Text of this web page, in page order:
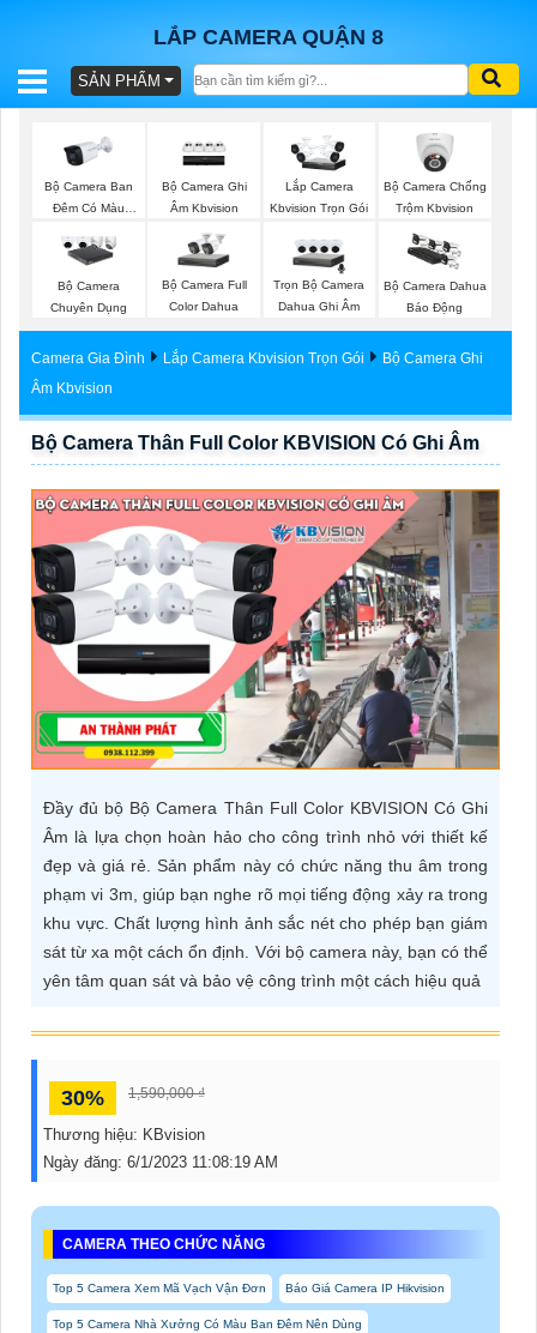
LẮP CAMERA QUẬN 8
BÁO
TRỌN
GÓI
SẢN
TƯ
LẮP
ĐẶT
PHỤ
CAMERA
TƯ
VỤ
SẢN PHẨM
Bộ Camera Ban
Đêm Có Màu
Bộ Camera Ghi
Âm Kbvision
Lắp Camera
Kbvision Trọn Gói
Bộ Camera Chống
Trộm Kbvision
Bộ Camera
Chuyên Dụng
Bộ Camera Full
Color Dahua
Trọn Bộ Camera
Dahua Ghi Âm
Bộ Camera Dahua
Báo Động
Camera Gia Đình Lắp Camera Kbvision Trọn Gói
Bộ Camera Ghi
Âm Kbvision
Bộ Camera Thân Full Color KBVISION Có Ghi Âm
Đầy đủ bộ Bộ Camera Thân Full Color KBVISION Có Ghi
Âm là lựa chọn hoàn hảo cho công trình nhỏ với thiết kế
đẹp và giá rẻ. Sản phẩm này có chức năng thu âm trong
phạm vi 3m, giúp bạn nghe rõ mọi tiếng động xảy ra trong
khu vực. Chất lượng hình ảnh sắc nét cho phép bạn giám
sát từ xa một cách ổn định. Với bộ camera này, bạn có thể
yên tâm quan sát và bảo vệ công trình một cách hiệu quả
30% 1,590,000 ₫
Thương hiệu: KBvision
Ngày đăng: 6/1/2023 11:08:19 AM
CAMERA THEO CHỨC NĂNG
Top 5 Camera Xem Mã Vạch Vận Đơn Báo Giá Camera IP Hikvision
Top 5 Camera Nhà Xưởng Có Màu Ban Đêm Nên Dùng